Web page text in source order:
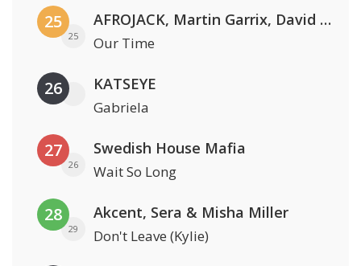
25
25
AFROJACK, Martin Garrix, David Guetta & Amél
Our Time
26 KATSEYE
Gabriela
27
26
Swedish House Mafia
Wait So Long
28
29
Akcent, Sera & Misha Miller
Don't Leave (Kylie)